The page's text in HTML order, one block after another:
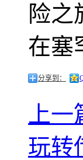
险之
在塞
分享到：
上
玩转